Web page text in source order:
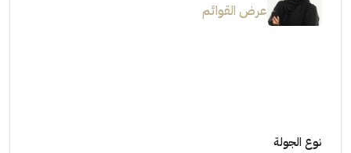
عرض القوائم
نوع الجولة